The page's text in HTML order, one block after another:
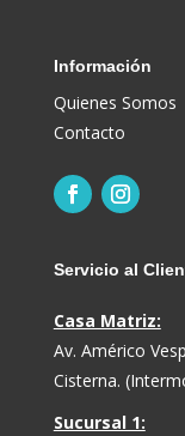
Información
Quienes Somos
Contacto
Servicio al
Casa Matriz:
Av. Américo
Cisterna.
Sucursal 1: